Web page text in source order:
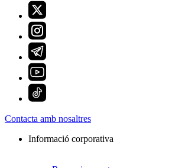
Contacta amb nosaltres
Informació corporativa